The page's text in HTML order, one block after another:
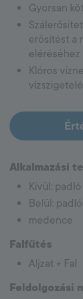
Gyorsan
erősítést a
eléréséhez
Klóros
Alkalmazási
Kívül:
Belül:
medence
Falfűtés
Aljzat + Fal
Feldolgozási